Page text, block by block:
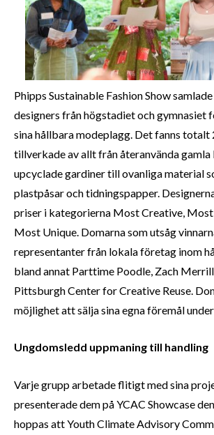
Phipps Sustainable Fashion Show
designers från högstadiet och gymnasiet
sina hållbara modeplagg. Det fanns totalt
tillverkade av allt från återanvända gamla
upcyclade gardiner till ovanliga material
plastpåsar och tidningspapper.
priser i kategorierna Most Creative, Most
Most Unique. Domarna som utsåg
representanter från lokala företag inom
bland annat Parttime Poodle, Zach
Pittsburgh Center for Creative Reuse.
möjlighet att sälja sina egna föremål under
Ungdomsledd uppmaning till handling
Varje grupp arbetade flitigt med sina
presenterade dem på YCAC Showcase
hoppas att Youth Climate Advisory